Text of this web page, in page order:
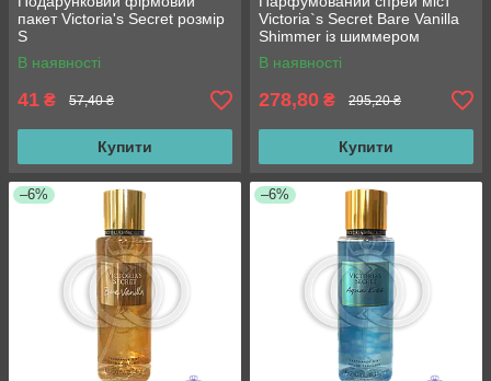
пакет Victoria's Secret розмір
S
В наявності
41 ₴ 57,40 ₴
Купити
Victoria`s Secret Bare Vanilla
Shimmer із шиммером
В наявності
278,80 ₴ 295,20 ₴
Купити
–6% –6%